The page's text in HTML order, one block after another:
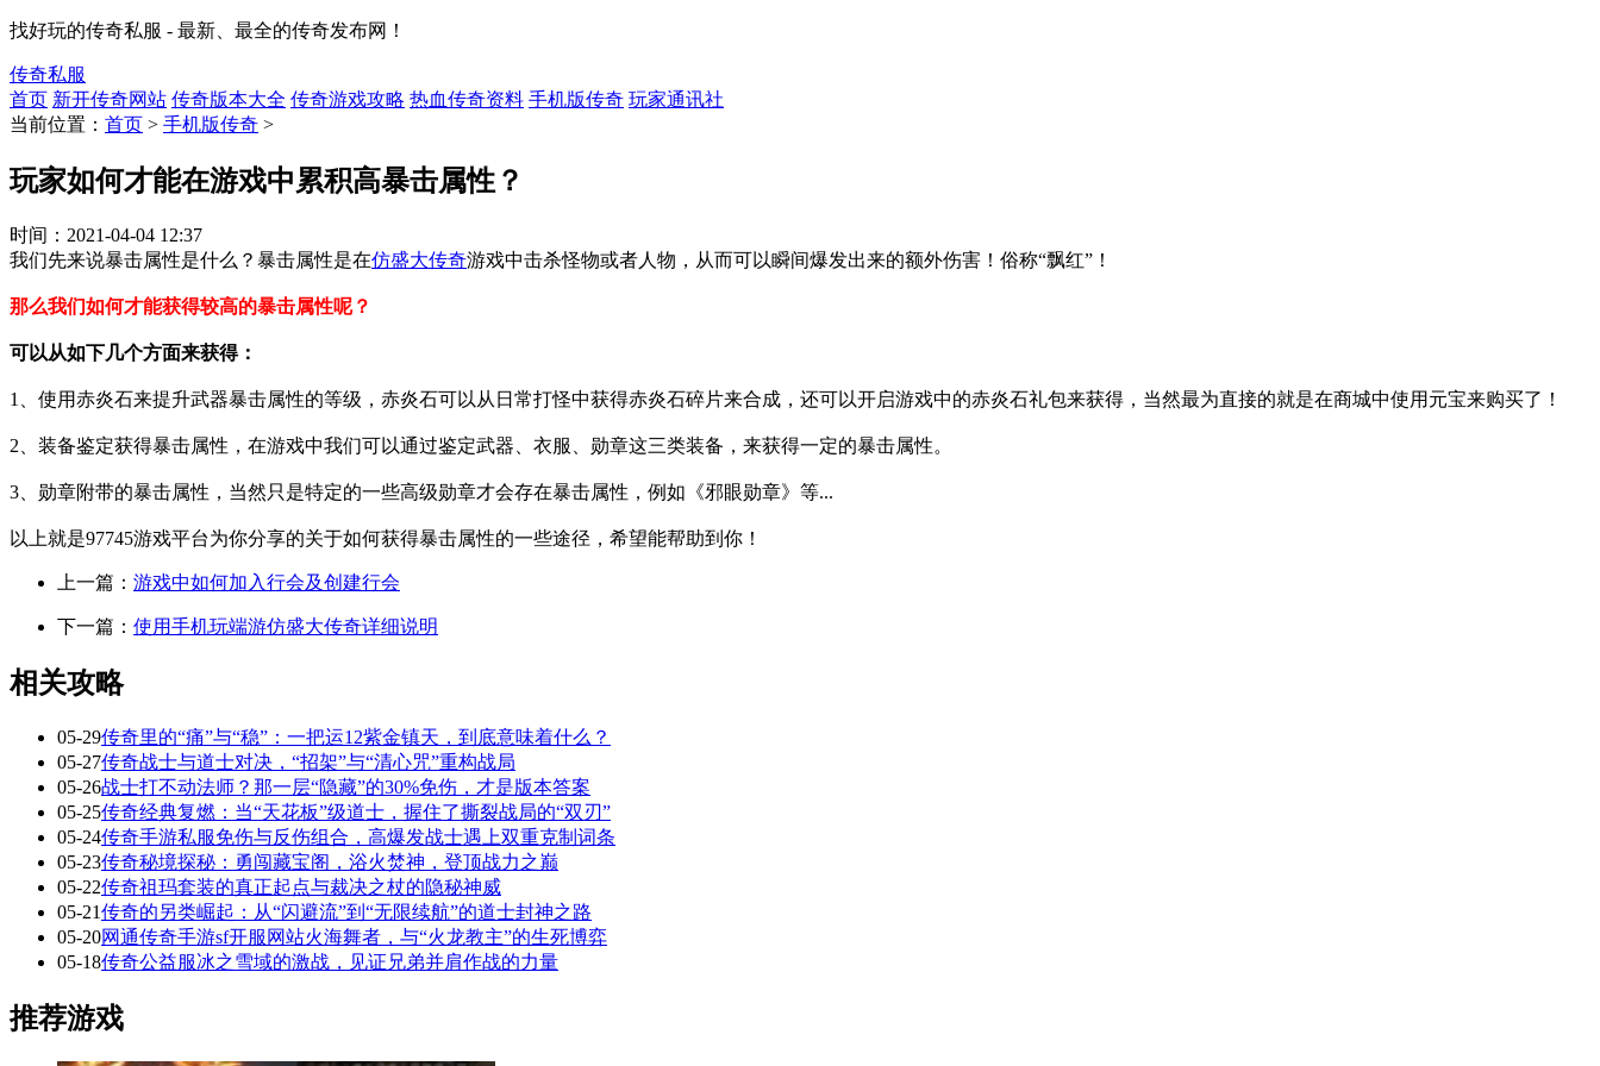
找好玩的传奇私服 - 最新、最全的传奇发布网！
传奇私服
首页 新开传奇网站 传奇版本大全 传奇游戏攻略 热血传奇资料 手机版传奇 玩家通讯社
当前位置： 首页 > 手机版传奇 >
玩家如何才能在游戏中累积高暴击属性？
时间： 2021-04-04 12:37
我们先来说暴击属性是什么？暴击属性是在仿盛大传奇游戏中击杀怪物或者人物，从而可以瞬间爆发出来的额外伤害！俗称“飘红”！
那么我们如何才能获得较高的暴击属性呢？
可以从如下几个方面来获得：
1、使用赤炎石来提升武器暴击属性的等级，赤炎石可以从日常打怪中获得赤炎石碎片来合成，还可以开启游戏中的赤炎石礼包来获得，当然最为直接的就是在商城中使用元宝来购买了！
2、装备鉴定获得暴击属性，在游戏中我们可以通过鉴定武器、衣服、勋章这三类装备，来获得一定的暴击属性。
3、勋章附带的暴击属性，当然只是特定的一些高级勋章才会存在暴击属性，例如《邪眼勋章》等...
以上就是97745游戏平台为你分享的关于如何获得暴击属性的一些途径，希望能帮助到你！
上一篇： 游戏中如何加入行会及创建行会
下一篇： 使用手机玩端游仿盛大传奇详细说明
相关攻略
05-29传奇里的“痛”与“稳”：一把运12紫金镇天，到底意味着什么？
05-27传奇战士与道士对决，“招架”与“清心咒”重构战局
05-26战士打不动法师？那一层“隐藏”的30%免伤，才是版本答案
05-25传奇经典复燃：当“天花板”级道士，握住了撕裂战局的“双刃”
05-24传奇手游私服免伤与反伤组合，高爆发战士遇上双重克制词条
05-23传奇秘境探秘：勇闯藏宝阁，浴火焚神，登顶战力之巅
05-22传奇祖玛套装的真正起点与裁决之杖的隐秘神威
05-21传奇的另类崛起：从“闪避流”到“无限续航”的道士封神之路
05-20网通传奇手游sf开服网站火海舞者，与“火龙教主”的生死博弈
05-18传奇公益服冰之雪域的激战，见证兄弟并肩作战的力量
推荐游戏